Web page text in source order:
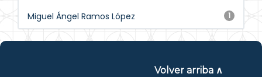
1
Miguel Ángel Ramos López
Volver arriba ∧